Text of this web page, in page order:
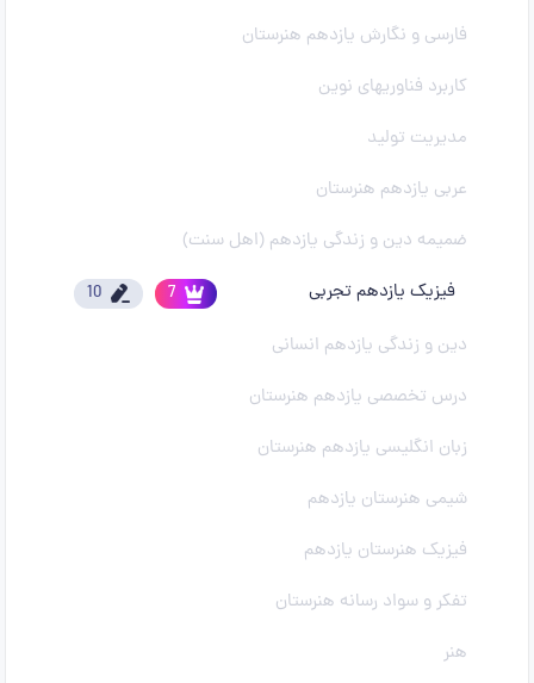
فارسی و نگارش یازدهم هنرستان
کاربرد فناوریهای نوین
مدیریت تولید
عربی یازدهم هنرستان
ضمیمه دین و زندگی یازدهم (اهل سنت)
فیزیک یازدهم تجربی
7
10
دین و زندگی یازدهم انسانی
درس تخصصی یازدهم هنرستان
زبان انگلیسی یازدهم هنرستان
شیمی هنرستان یازدهم
فیزیک هنرستان یازدهم
تفکر و سواد رسانه هنرستان
هنر